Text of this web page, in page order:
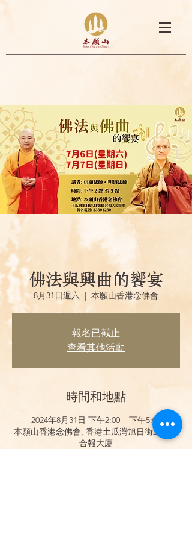
佛法與興曲的饗宴
8月31日週六
  |
本願山香港念佛會
報名已截止
查看其他活動
時間和地點
2024年8月31日 下午2:00 – 下午5:00
本願山香港念佛會, 香港土瓜灣旭日街21號聯
合報大廈